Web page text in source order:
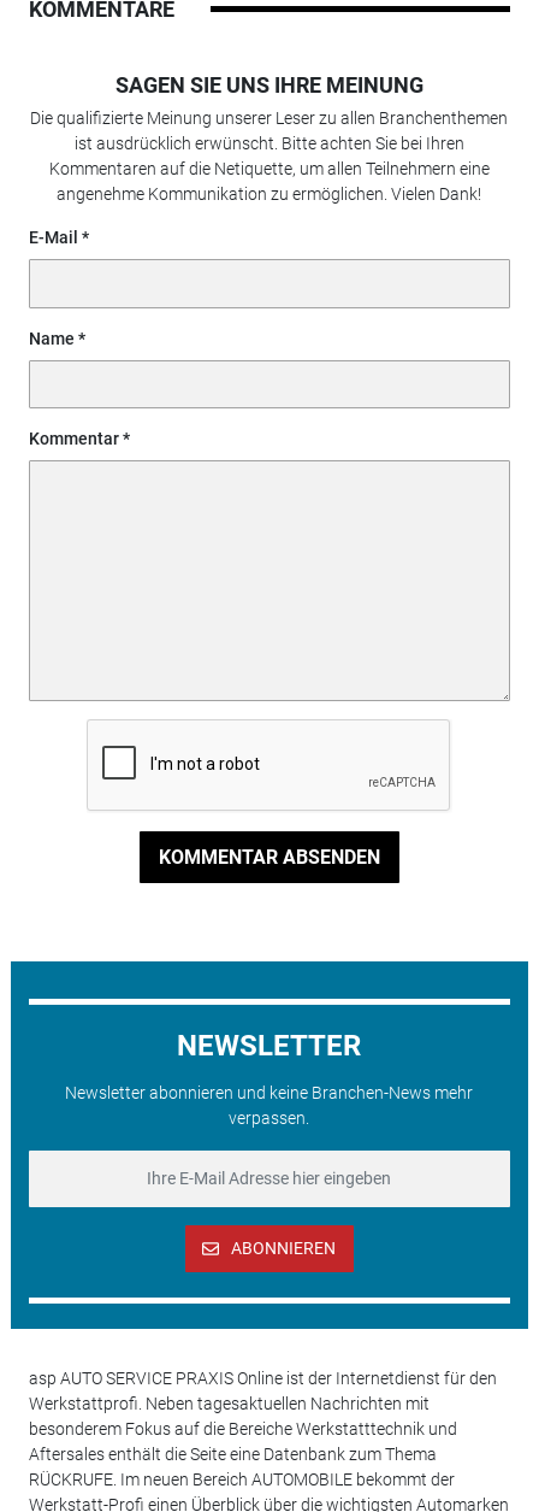
KOMMENTARE
SAGEN SIE UNS IHRE MEINUNG
Die qualifizierte Meinung unserer Leser zu allen Branchenthemen
ist ausdrücklich erwünscht. Bitte achten Sie bei Ihren
Kommentaren auf die Netiquette, um allen Teilnehmern eine
angenehme Kommunikation zu ermöglichen. Vielen Dank!
E-Mail
Name
Kommentar
KOMMENTAR ABSENDEN
NEWSLETTER
Newsletter abonnieren und keine Branchen-News mehr
verpassen.
ABONNIEREN
asp AUTO SERVICE PRAXIS Online ist der Internetdienst für den
Werkstattprofi. Neben tagesaktuellen Nachrichten mit
besonderem Fokus auf die Bereiche Werkstatttechnik und
Aftersales enthält die Seite eine Datenbank zum Thema
RÜCKRUFE. Im neuen Bereich AUTOMOBILE bekommt der
Werkstatt-Profi einen Überblick über die wichtigsten Automarken